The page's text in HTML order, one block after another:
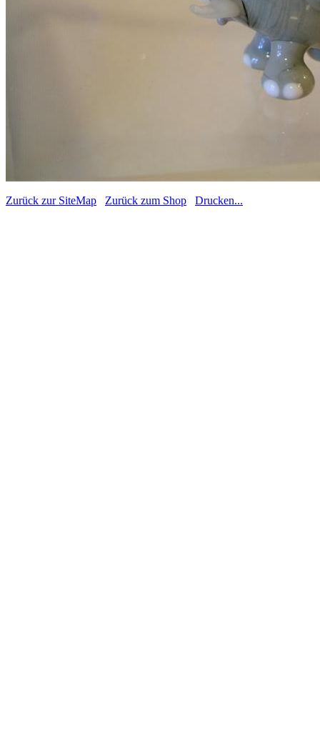
Zurück zur SiteMap Zurück zum Shop Drucken...